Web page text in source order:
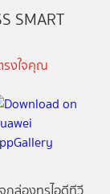
SMART
รงใจคุณ